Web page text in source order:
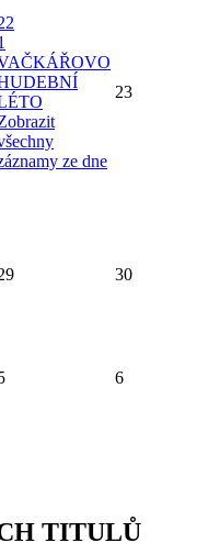
ze dne
23
30
6
TITULŮ